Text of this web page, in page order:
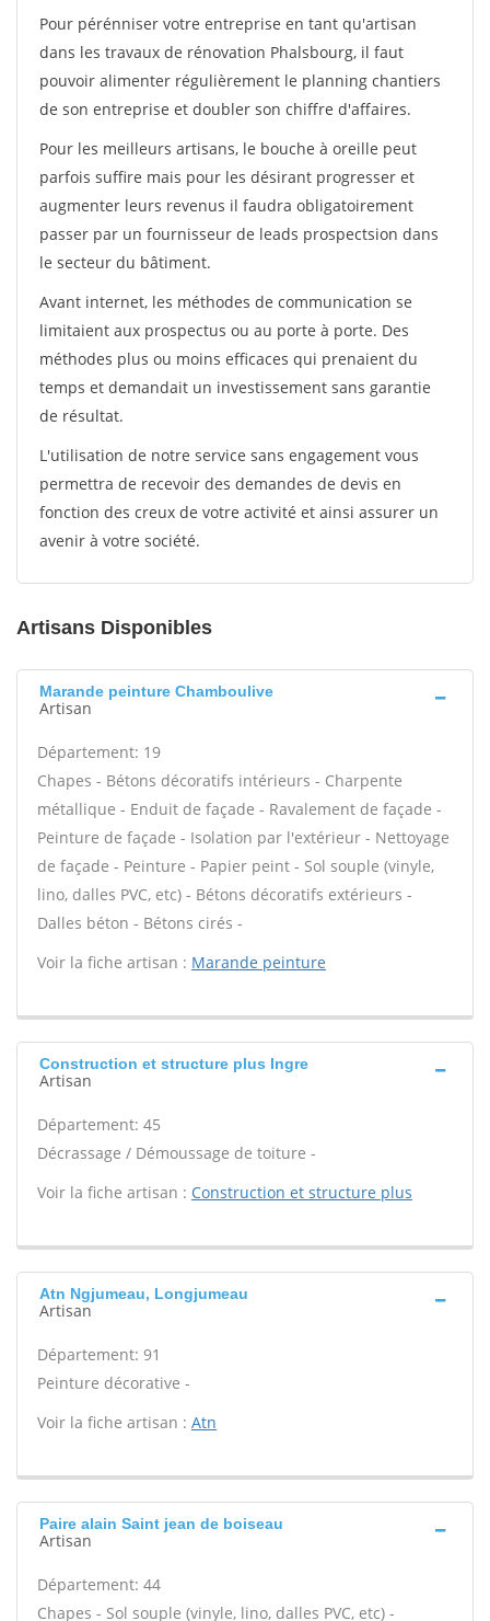
Pour pérénniser votre entreprise en tant qu'artisan
dans les travaux de rénovation Phalsbourg, il faut
pouvoir alimenter régulièrement le planning chantiers
de son entreprise et doubler son chiffre d'affaires.
Pour les meilleurs artisans, le bouche à oreille peut
parfois suffire mais pour les désirant progresser et
augmenter leurs revenus il faudra obligatoirement
passer par un fournisseur de leads prospectsion dans
le secteur du bâtiment.
Avant internet, les méthodes de communication se
limitaient aux prospectus ou au porte à porte. Des
méthodes plus ou moins efficaces qui prenaient du
temps et demandait un investissement sans garantie
de résultat.
L'utilisation de notre service sans engagement vous
permettra de recevoir des demandes de devis en
fonction des creux de votre activité et ainsi assurer un
avenir à votre société.
Artisans Disponibles
Marande peinture Chamboulive
Artisan
Département: 19
Chapes - Bétons décoratifs intérieurs - Charpente
métallique - Enduit de façade - Ravalement de façade -
Peinture de façade - Isolation par l'extérieur - Nettoyage
de façade - Peinture - Papier peint - Sol souple (vinyle,
lino, dalles PVC, etc) - Bétons décoratifs extérieurs -
Dalles béton - Bétons cirés -
Voir la fiche artisan : Marande peinture
Construction et structure plus Ingre
Artisan
Département: 45
Décrassage / Démoussage de toiture -
Voir la fiche artisan : Construction et structure plus
Atn Ngjumeau, Longjumeau
Artisan
Département: 91
Peinture décorative -
Voir la fiche artisan : Atn
Paire alain Saint jean de boiseau
Artisan
Département: 44
Chapes - Sol souple (vinyle, lino, dalles PVC, etc) -